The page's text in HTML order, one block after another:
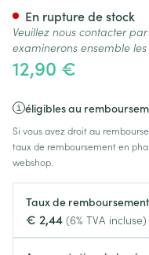
12,90 €
éligibles au
Si vous avez droit au
taux de remboursement en
webshop.
Taux de remboursement
€ 2,44 (6% TVA incluse)
En rupture de stock
Veuillez nous contacter
examinerons ensemble les